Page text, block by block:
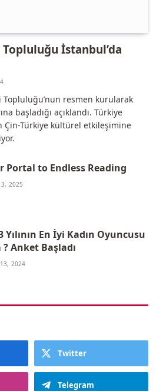
İstanbul’da
Topluluğu’nun resmen kurularak
başladığı açıklandı. Türkiye
Çin-Türkiye kültürel etkileşimine
Portal to Endless Reading
3, 2025
Yılının En İyi Kadın Oyuncusu
? Anket Başladı
2024
Twitter
Telegram